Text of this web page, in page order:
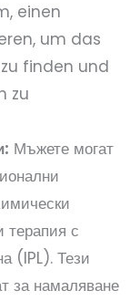
einen
um das
finden und
zu
Мъжете могат
терапия с
(IPL). Тези
за намаляване